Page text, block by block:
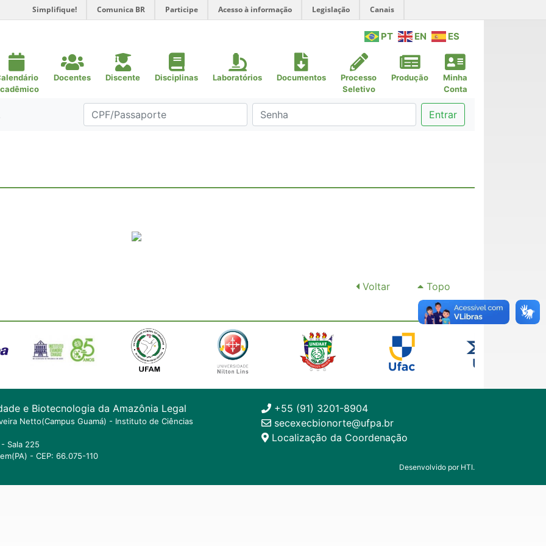
Simplifique! Comunica BR Participe Acesso à informação Legislação Canais
PT EN ES
Docentes Discente Disciplinas Laboratórios Documentos
Processo
Seletivo
Produção
Minha
Conta
Entrar
Voltar Topo
e Biotecnologia da Amazônia Legal
Netto(Campus Guamá) - Instituto de Ciências
Sala 225
- CEP: 66.075-110
+55 (91) 3201-8904
secexecbionorte@ufpa.br
Localização da Coordenação
Desenvolvido por HTI.